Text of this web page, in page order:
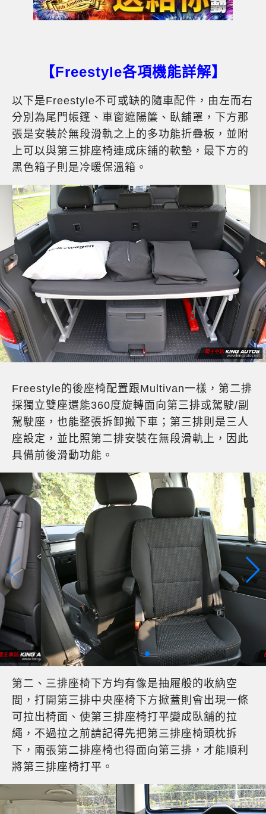
【Freestyle各項機能詳解】
以下是Freestyle不可或缺的隨車配件，由左而右
分別為尾門帳篷、車窗遮陽簾、臥舖罩，下方那
張是安裝於無段滑軌之上的多功能折疊板，並附
上可以與第三排座椅連成床鋪的軟墊，最下方的
黑色箱子則是冷暖保溫箱。
Freestyle的後座椅配置跟Multivan一樣，第二排
採獨立雙座還能360度旋轉面向第三排或駕駛/副
駕駛座，也能整張拆卸搬下車；第三排則是三人
座設定，並比照第二排安裝在無段滑軌上，因此
具備前後滑動功能。
第二、三排座椅下方均有像是抽屜般的收納空
間，打開第三排中央座椅下方掀蓋則會出現一條
可拉出椅面、使第三排座椅打平變成臥舖的拉
繩，不過拉之前請記得先把第三排座椅頭枕拆
下，兩張第二排座椅也得面向第三排，才能順利
將第三排座椅打平。